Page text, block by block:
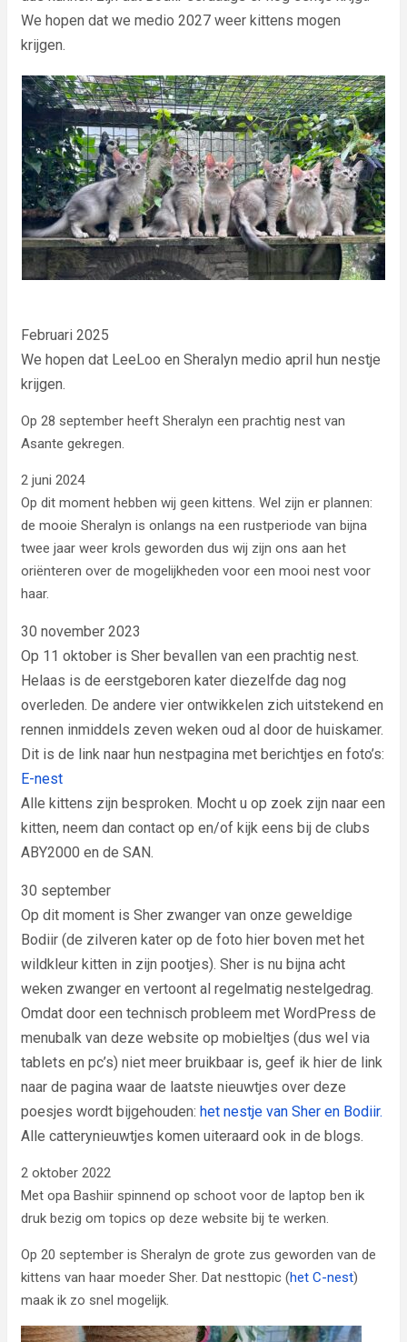
We hopen dat we medio 2027 weer kittens mogen
krijgen.
Februari 2025
We hopen dat LeeLoo en Sheralyn medio april hun nestje
krijgen.
Op 28 september heeft Sheralyn een prachtig nest van
Asante gekregen.
2 juni 2024
Op dit moment hebben wij geen kittens. Wel zijn er plannen:
de mooie Sheralyn is onlangs na een rustperiode van bijna
twee jaar weer krols geworden dus wij zijn ons aan het
oriënteren over de mogelijkheden voor een mooi nest voor
haar.
30 november 2023
Op 11 oktober is Sher bevallen van een prachtig nest.
Helaas is de eerstgeboren kater diezelfde dag nog
overleden. De andere vier ontwikkelen zich uitstekend en
rennen inmiddels zeven weken oud al door de huiskamer.
Dit is de link naar hun nestpagina met berichtjes en foto’s:
E-nest
Alle kittens zijn besproken. Mocht u op zoek zijn naar een
kitten, neem dan contact op en/of kijk eens bij de clubs
ABY2000 en de SAN.
30 september
Op dit moment is Sher zwanger van onze geweldige
Bodiir (de zilveren kater op de foto hier boven met het
wildkleur kitten in zijn pootjes). Sher is nu bijna acht
weken zwanger en vertoont al regelmatig nestelgedrag.
Omdat door een technisch probleem met WordPress de
menubalk van deze website op mobieltjes (dus wel via
tablets en pc’s) niet meer bruikbaar is, geef ik hier de link
naar de pagina waar de laatste nieuwtjes over deze
poesjes wordt bijgehouden: het nestje van Sher en Bodiir.
Alle catterynieuwtjes komen uiteraard ook in de blogs.
2 oktober 2022
Met opa Bashiir spinnend op schoot voor de laptop ben ik
druk bezig om topics op deze website bij te werken.
Op 20 september is Sheralyn de grote zus geworden van de
kittens van haar moeder Sher. Dat nesttopic (het C-nest)
maak ik zo snel mogelijk.